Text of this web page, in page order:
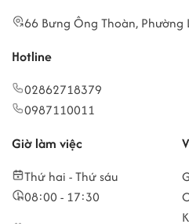
66 Bưng Ông Thoàn, Phường
Hotline
02862718379
0987110011
Giờ làm việc
Thứ hai - Thứ sáu
08:00 - 17:30